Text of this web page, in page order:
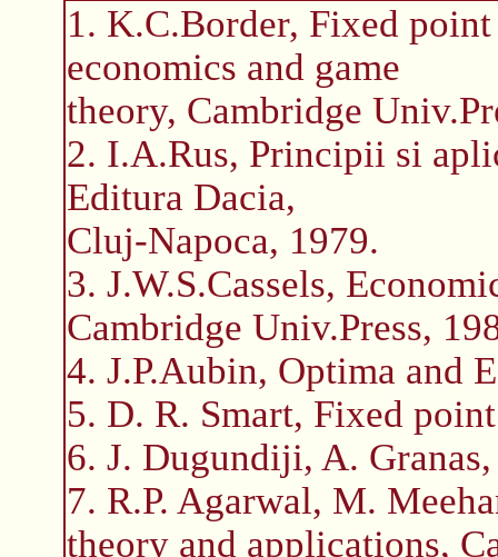
1. K.C.Border, Fixed
economics and game
theory, Cambridge
2. I.A.Rus, Principii si
Editura Dacia,
Cluj-Napoca, 1979.
3. J.W.S.Cassels,
Cambridge Univ.Press,
4. J.P.Aubin, Optima and
5. D. R. Smart, Fixed
6. J. Dugundiji, A.
7. R.P. Agarwal, M.
theory and applications,